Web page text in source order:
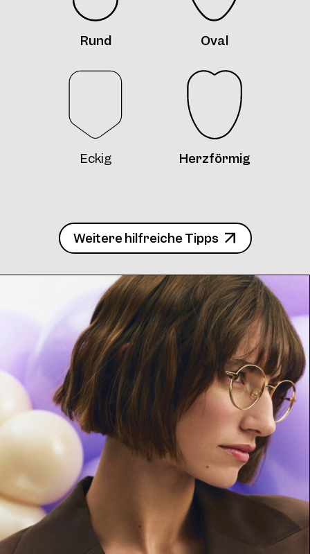
Rund Oval
Eckig Herzförmig
Weitere hilfreiche Tipps
Frame 4771 Col. 13 52/15
Frame 4771 Col. 14 52/15
Frame 4771 Silly Col. 15 52/15
4771 Clip Col. 10 52